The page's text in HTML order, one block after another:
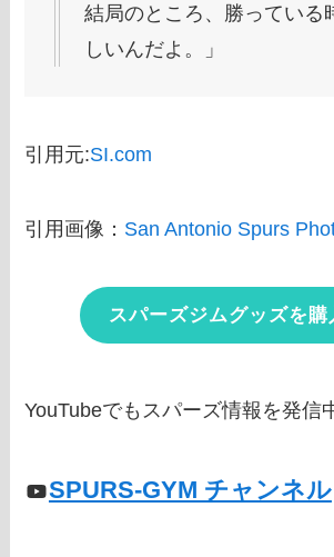
結局のところ、勝っている
しいんだよ。」
引用元:SI.com
引用画像： San Antonio Spurs
スパーズジムグッズを購
YouTubeでもスパーズ情報を発信
SPURS-GYM チャンネル